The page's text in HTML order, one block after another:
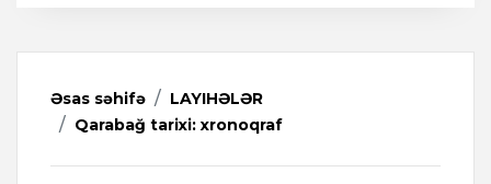
Əsas səhifə
LAYIHƏLƏR
Qarabağ tarixi: xronoqraf